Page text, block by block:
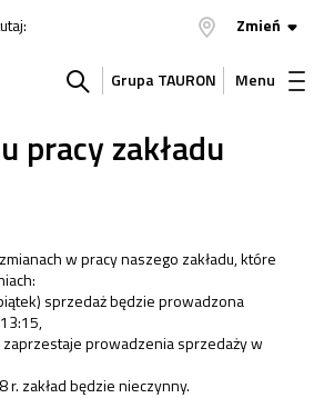
Zmień
Szukaj
serwisie
Grupa TAURON Menu
pracy zakładu
w pracy naszego zakładu, które
sprzedaż będzie prowadzona
zaprzestaje prowadzenia sprzedaży w
zakład będzie nieczynny.